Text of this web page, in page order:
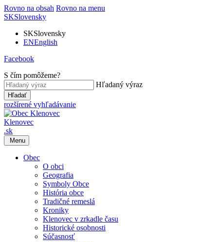
Rovno na obsah Rovno na menu
SKSlovensky
SKSlovensky
ENEnglish
Facebook
S čím pomôžeme?
Hľadaný výraz
Hľadať
rozšírené vyhľadávanie
Klenovec
.sk
Menu
Obec
O obci
Geografia
Symboly Obce
História obce
Tradičné remeslá
Kroniky
Klenovec v zrkadle času
Historické osobnosti
Súčasnosť